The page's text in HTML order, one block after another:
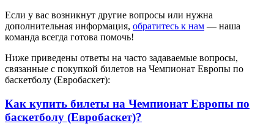
Если у вас возникнут другие вопросы или нужна
дополнительная информация, обратитесь к нам — наша
команда всегда готова помочь!
Ниже приведены ответы на часто задаваемые вопросы,
связанные с покупкой билетов на Чемпионат Европы по
баскетболу (Евробаскет):
Как купить билеты на Чемпионат Европы по
баскетболу (Евробаскет)?